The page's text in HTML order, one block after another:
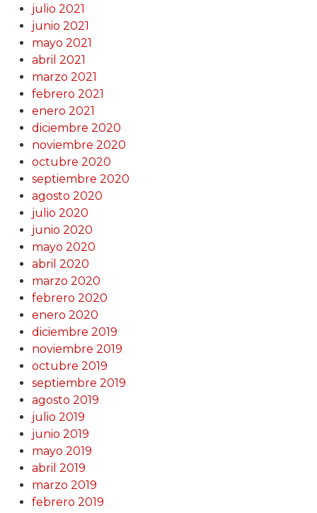
julio 2021
junio 2021
mayo 2021
abril 2021
marzo 2021
febrero 2021
enero 2021
diciembre 2020
noviembre 2020
octubre 2020
septiembre 2020
agosto 2020
julio 2020
junio 2020
mayo 2020
abril 2020
marzo 2020
febrero 2020
enero 2020
diciembre 2019
noviembre 2019
octubre 2019
septiembre 2019
agosto 2019
julio 2019
junio 2019
mayo 2019
abril 2019
marzo 2019
febrero 2019